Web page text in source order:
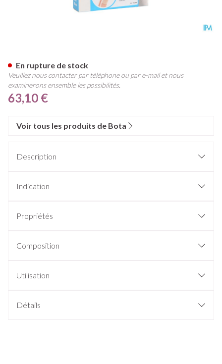
63,10 €
En rupture de stock
Veuillez nous contacter par téléphone ou par e-mail et nous
examinerons ensemble les possibilités.
Voir tous les produits de Bota
Description
Indication
Propriétés
Composition
Utilisation
Détails